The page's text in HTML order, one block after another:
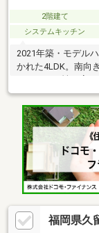
2階建て
システムキッチン
2021年築・モデル
かれた4LDK。南向
ます。太陽光発電
り。光熱費の削減
主寝室はゆとりあ
ゼットを完備。水
で、日々の暮らし
ト付き駐車場は出
ン性」を両立した
福岡県久